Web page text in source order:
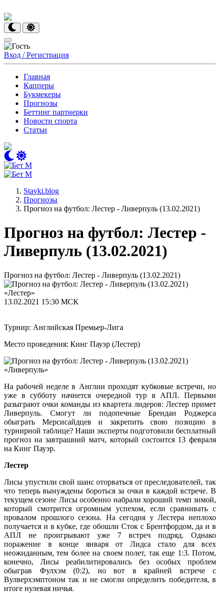
Вход / Регистрация
Главная
Капперы
Букмекеры
Прогнозы
Беттинг партнерки
Новости спорта
Статьи
Stavki.blog
Прогнозы
Прогноз на футбол: Лестер - Ливерпуль (13.02.2021)
Прогноз на футбол: Лестер -
Ливерпуль (13.02.2021)
Прогноз на футбол: Лестер - Ливерпуль (13.02.2021)
«Лестер»
13.02.2021 15:30 МСК
Турнир: Английская Премьер-Лига
Место проведения: Кинг Пауэр (Лестер)
«Ливерпуль»
На рабочей неделе в Англии проходят кубковые встречи, но
уже в субботу начнется очередной тур в АПЛ. Первыми
разыграют очки команды из квартета лидеров: Лестер примет
Ливерпуль. Смогут ли подопечные Брендан Роджерса
обыграть Мерсисайдцев и закрепить свою позицию в
турнирной таблице? Наши эксперты подготовили бесплатный
прогноз на завтрашний матч, который состоится 13 февраля
на Кинг Пауэр.
Лестер
Лисы упустили свой шанс оторваться от преследователей, так
что теперь вынуждены бороться за очки в каждой встрече. В
текущем сезоне Лисы особенно набрали хороший темп зимой,
который смотрится огромным успехом, если сравнивать с
провалом прошлого сезона. На сегодня у Лестера неплохо
получается и в кубке, где обошли Сток с Брентфордом, да и в
АПЛ не проигрывают уже 7 встреч подряд. Однако
поражение в конце января от Лидса стало для всех
неожиданным, тем более на своем полет, так еще 1:3. Потом,
конечно, Лисы реабилитировались без особых проблем
обыграв Фулхэм (0:2), но вот в крайней встрече с
Вулверхэмптоном так и не смогли определить победителя, в
итоге нулевая ничья.